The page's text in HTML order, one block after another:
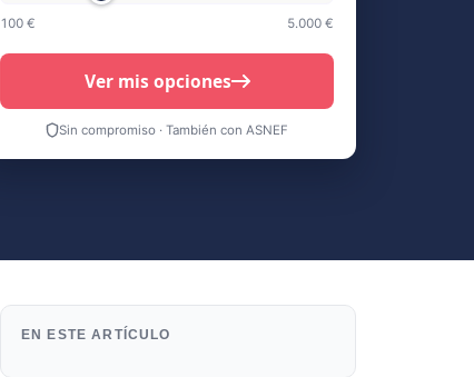
100 € 5.000 €
Ver mis opciones
Sin compromiso · También con ASNEF
EN ESTE ARTÍCULO